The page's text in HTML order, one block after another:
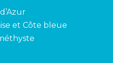
et Côte bleue